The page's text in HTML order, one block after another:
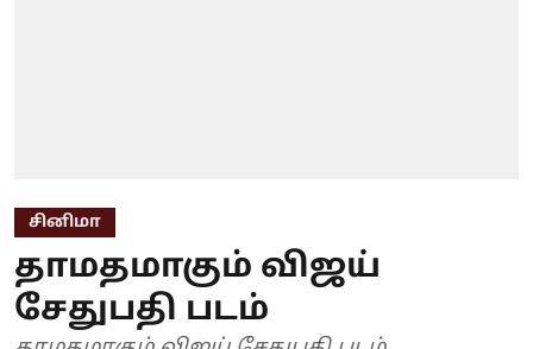
சினிமா
தாமதமாகும் விஜய்
சேதுபதி படம்